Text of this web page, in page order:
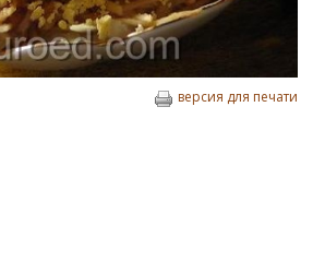
версия для печати